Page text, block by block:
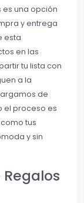
es una opción
y entrega
esta
en las
tu lista con
a la
de
el proceso es
tus
y sin